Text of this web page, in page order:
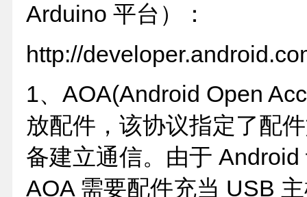
Arduino 平台）：
http://
1、AOA(Android Open
放配件，该协议指定了配
备建立通信。由于
AOA 需要配件充当 USB